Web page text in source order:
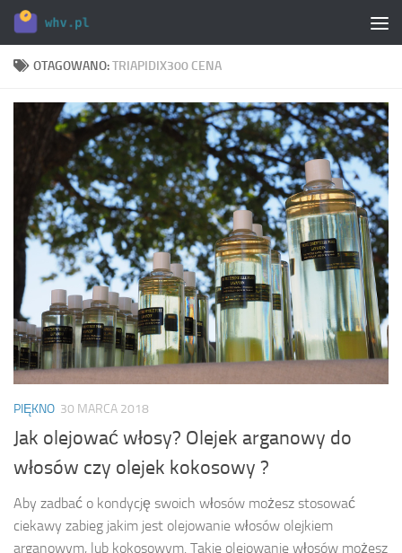
Skip to content
OTAGOWANO:TRIAPIDIX300 CENA
PIĘKNO 30 MARCA 2018
Jak olejować włosy? Olejek arganowy do
włosów czy olejek kokosowy ?
Aby zadbać o kondycję swoich włosów możesz stosować
ciekawy zabieg jakim jest olejowanie włosów olejkiem
arganowym, lub kokosowym. Takie olejowanie włosów możesz